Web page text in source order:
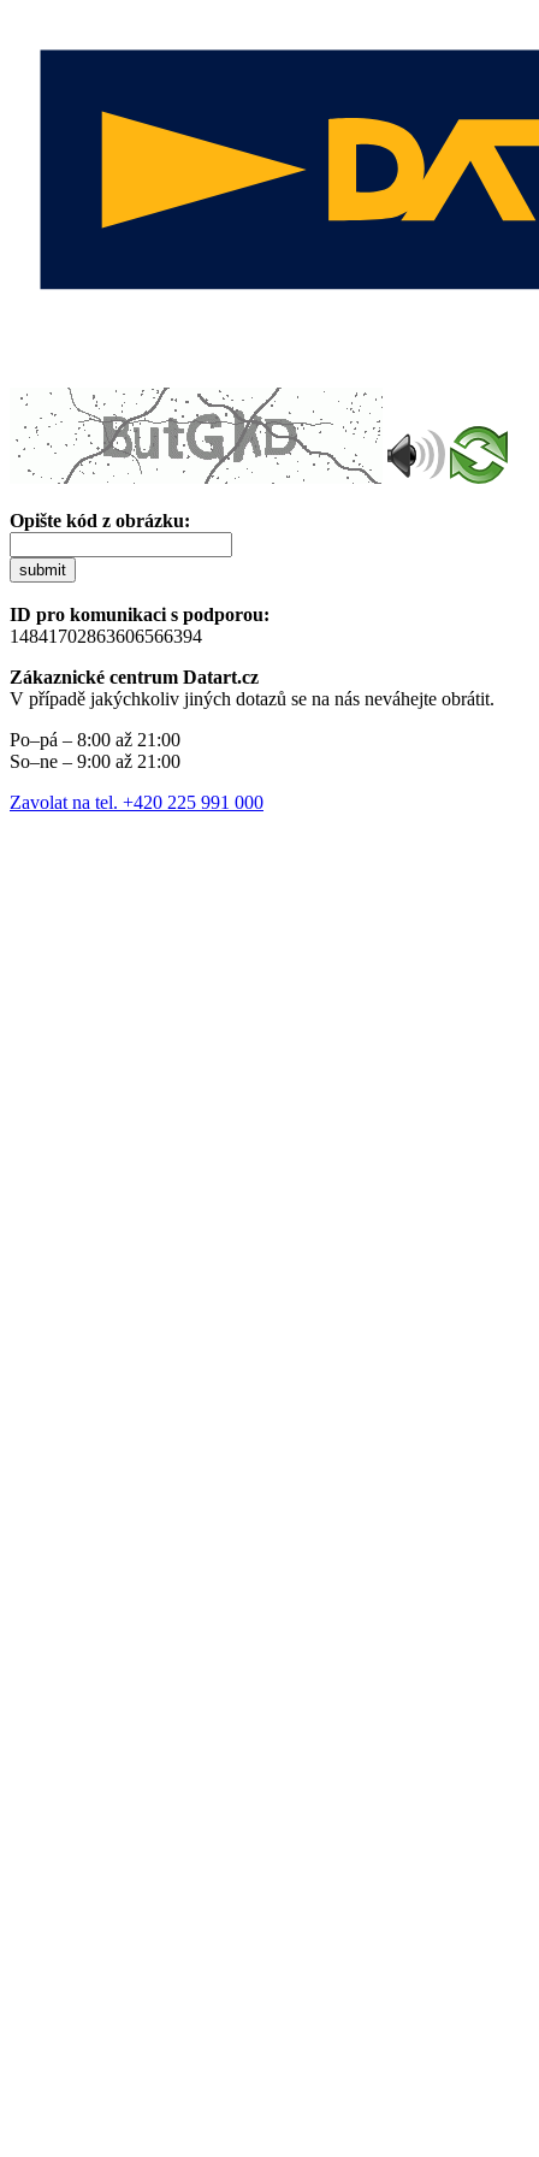
Opište kód z obrázku:
submit
ID pro komunikaci s podporou:
14841702863606566394
Zákaznické centrum Datart.cz
V případě jakýchkoliv jiných dotazů se na nás neváhejte obrátit.
Po–pá – 8:00 až 21:00
So–ne – 9:00 až 21:00
Zavolat na tel. +420 225 991 000